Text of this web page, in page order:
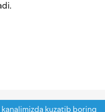
kuzatib boring